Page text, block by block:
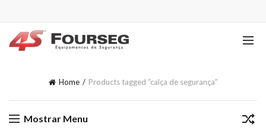
Home Products tagged “calça de segurança”
Mostrar Menu